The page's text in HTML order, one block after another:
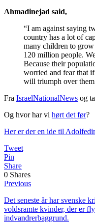
Ahmadinejad said,
“I am against saying
country has a lot of
many children to
120 million people.
Because their
worried and fear that
will triumph over
Fra IsraelNationalNews og
Og hvor har vi hørt det før?
Her er der en ide til
Tweet
Pin
Share
0 Shares
Previous
Det seneste år har svenske
voldsramte kvinder, der er
indvandrerbaggrund.